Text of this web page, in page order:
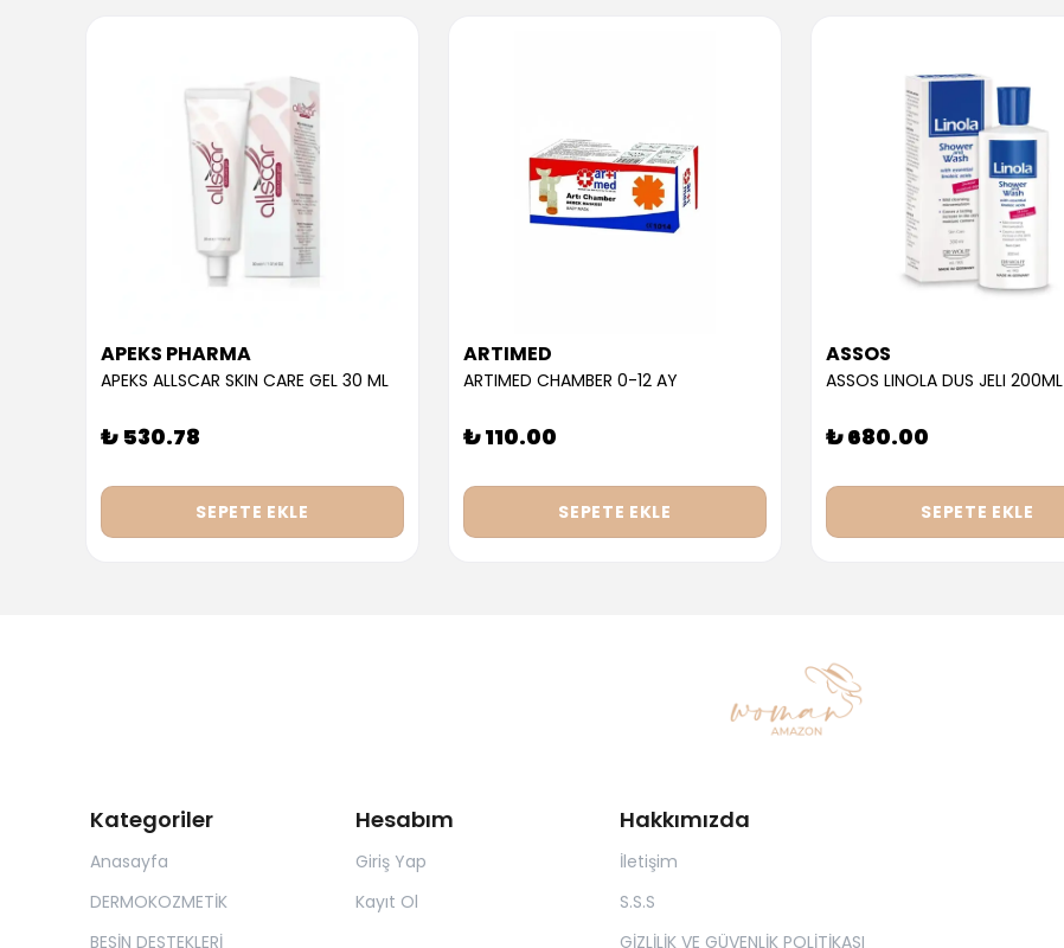
APEKS PHARMA
APEKS ALLSCAR SKIN CARE GEL 30 ML
₺ 530.78
SEPETE EKLE
ARTIMED
ARTIMED CHAMBER 0-12 AY
₺ 110.00
SEPETE EKLE
ASSOS
ASSOS LINOLA DUS JELI 200ML
₺ 680.00
SEPETE EKLE
Kategoriler
Anasayfa
DERMOKOZMETİK
BESİN DESTEKLERİ
Hesabım
Giriş Yap
Kayıt Ol
Hakkımızda
İletişim
S.S.S
GİZLİLİK VE GÜVENLİK POLİTİKASI